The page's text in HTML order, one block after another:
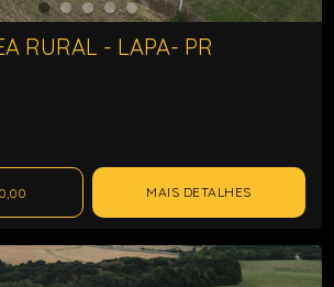
RURAL - LAPA- PR
MAIS DETALHES